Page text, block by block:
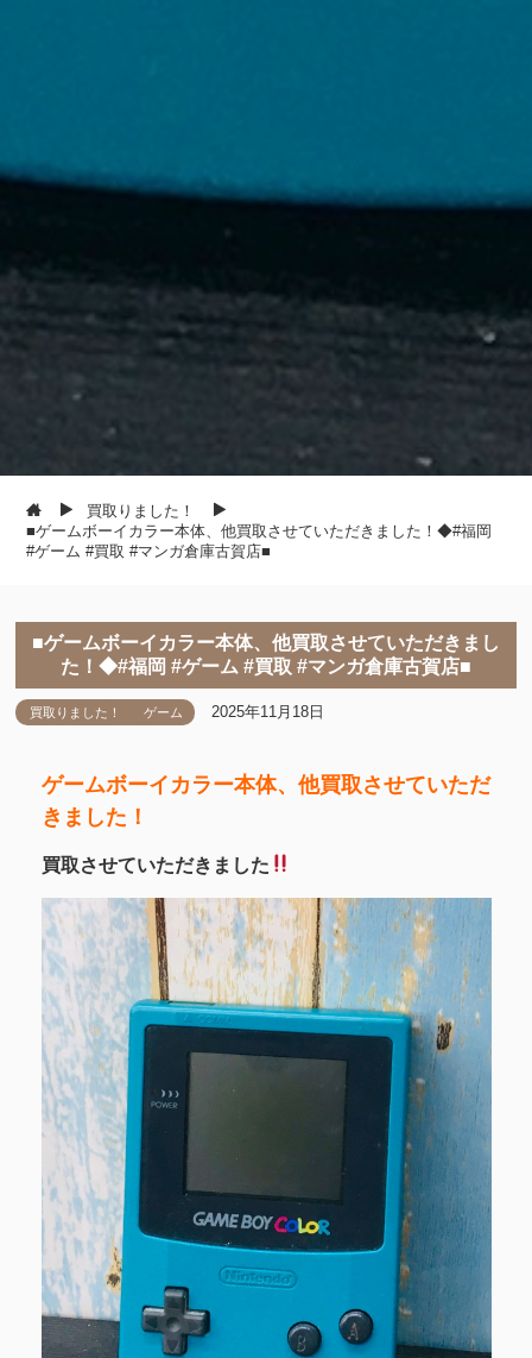
買取りました！
■ゲームボーイカラー本体、他買取させていただきました！◆#福岡
#ゲーム #買取 #マンガ倉庫古賀店■
■ゲームボーイカラー本体、他買取させていただきまし
た！◆#福岡 #ゲーム #買取 #マンガ倉庫古賀店■
買取りました！ ゲーム 2025年11月18日
ゲームボーイカラー本体、他買取させていただ
きました！
買取させていただきました